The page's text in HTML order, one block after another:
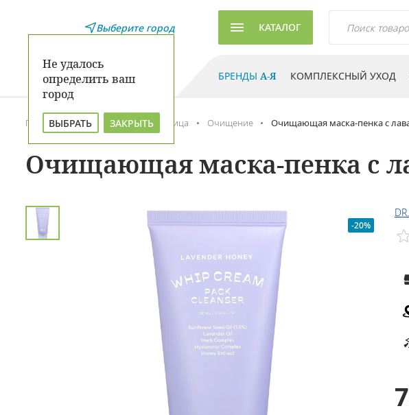
Выберите город
Не удалось
определить ваш
город
ВЫБРАТЬ ЗАКРЫТЬ
КАТАЛОГ
БРЕНДЫ А-Я КОМПЛЕКСНЫЙ УХОД
Главная Каталог Уход для лица Очищение Очищающая маска-пенка с
Очищающая маска-пенка с
-20%